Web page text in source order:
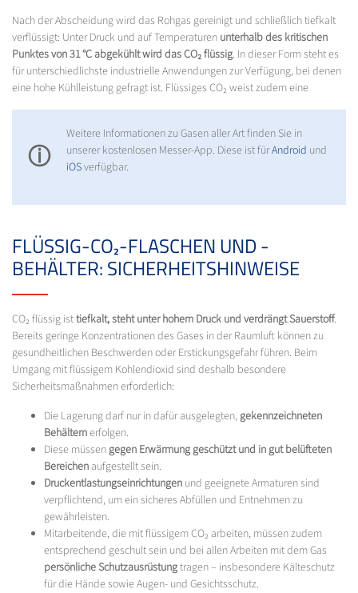
Nach der Abscheidung wird das Rohgas gereinigt und schließlich tiefkalt
verflüssigt: Unter Druck und auf Temperaturen unterhalb des kritischen
Punktes von 31 °C abgekühlt wird das CO₂ flüssig. In dieser Form steht es
für unterschiedlichste industrielle Anwendungen zur Verfügung, bei denen
eine hohe Kühlleistung gefragt ist. Flüssiges CO₂ weist zudem eine
ⓘ
Weitere Informationen zu Gasen aller Art finden Sie in
unserer kostenlosen Messer-App. Diese ist fürAndroid und
iOSverfügbar.
FLÜSSIG-CO₂-FLASCHEN UND -
BEHÄLTER: SICHERHEITSHINWEISE
CO₂ flüssig isttiefkalt, steht unter hohem Druck und verdrängt Sauerstoff.
Bereits geringe Konzentrationen des Gases in der Raumluft können zu
gesundheitlichen Beschwerden oder Erstickungsgefahr führen. Beim
Umgang mit flüssigem Kohlendioxid sind deshalb besondere
Sicherheitsmaßnahmen erforderlich:
Die Lagerung darf nur in dafür ausgelegten, gekennzeichneten
Behälternerfolgen.
Diese müssen gegen Erwärmung geschützt und in gut belüfteten
Bereichenaufgestellt sein.
Druckentlastungseinrichtungen und geeignete Armaturen sind
verpflichtend, um ein sicheres Abfüllen und Entnehmen zu
gewährleisten.
Mitarbeitende, die mit flüssigem CO₂ arbeiten, müssen zudem
entsprechend geschult sein und bei allen Arbeiten mit dem Gas
persönliche Schutzausrüstungtragen – insbesondere Kälteschutz
für die Hände sowie Augen- und Gesichtsschutz.